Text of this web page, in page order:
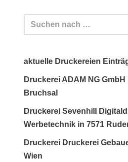
aktuelle Druckereien
Druckerei ADAM NG GmbH
Bruchsal
Druckerei Sevenhill
Werbetechnik in 7571
Druckerei Druckerei
Wien